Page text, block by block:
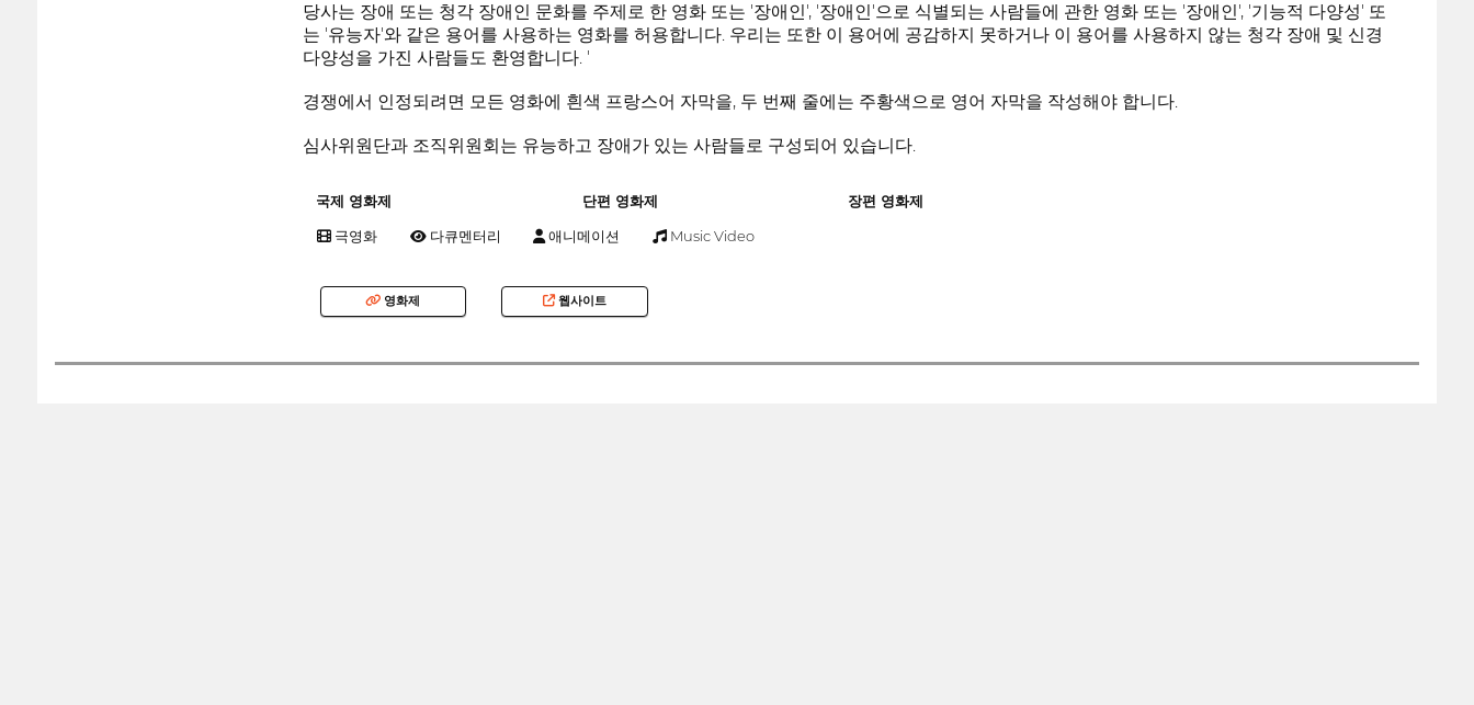
당사는 장애 또는 청각 장애인 문화를 주제로 한 영화 또는 '장애인', '장애인'으로 식별되는 사람들에 관한 영화 또는 '장애인', '기능적 다양성' 또
는 '유능자'와 같은 용어를 사용하는 영화를 허용합니다. 우리는 또한 이 용어에 공감하지 못하거나 이 용어를 사용하지 않는 청각 장애 및 신경
다양성을 가진 사람들도 환영합니다. '
경쟁에서 인정되려면 모든 영화에 흰색 프랑스어 자막을, 두 번째 줄에는 주황색으로 영어 자막을 작성해야 합니다.
심사위원단과 조직위원회는 유능하고 장애가 있는 사람들로 구성되어 있습니다.
국제 영화제 단편 영화제 장편 영화제
극영화 다큐멘터리 애니메이션 Music Video
영화제 웹사이트